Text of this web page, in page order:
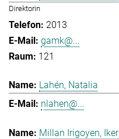
Direktorin
2013
gamk@...
121
Lahén, Natalia
nlahen@...
Millan Irigoyen, Iker